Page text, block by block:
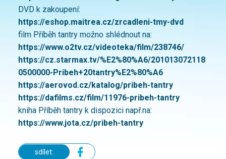
DVD k zakoupení:
https://eshop.maitrea.cz/zrcadleni-tmy-dvd
film Příběh tantry možno shlédnout na:
https://www.o2tv.cz/videoteka/film/238746/
https://cz.starmax.tv/%E2%80%A6/201013072118
0500000-Pribeh+20tantry%E2%80%A6
https://aerovod.cz/katalog/pribeh-tantry
https://dafilms.cz/film/11976-pribeh-tantry
kniha Příběh tantry k dispozici např.na:
https://www.jota.cz/pribeh-tantry
sdílet: